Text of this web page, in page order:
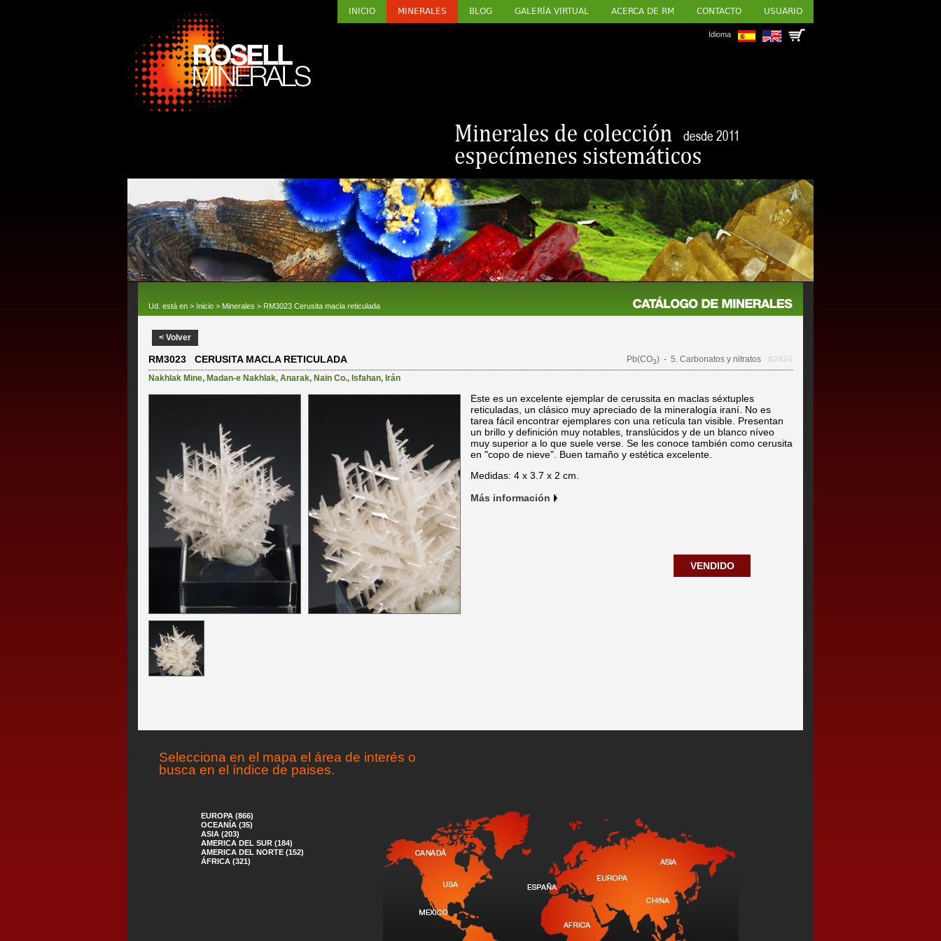
INICIO MINERALES BLOG GALERÍA VIRTUAL ACERCA DE RM CONTACTO USUARIO
Idioma
Ud. está en > Inicio > Minerales > RM3023 Cerusita macla reticulada
< Volver
RM3023 CERUSITA MACLA RETICULADA Pb(CO3) - 5. Carbonatos y nitratos
#2424
Nakhlak Mine, Madan-e Nakhlak, Anarak, Nain Co., Isfahan, Irán
Este es un excelente ejemplar de cerussita en maclas séxtuples
reticuladas, un clásico muy apreciado de la mineralogía iraní. No es
tarea fácil encontrar ejemplares con una retícula tan visible. Presentan
un brillo y definición muy notables, translúcidos y de un blanco níveo
muy superior a lo que suele verse. Se les conoce también como cerusita
en "copo de nieve". Buen tamaño y estética excelente.
Medidas: 4 x 3.7 x 2 cm.
Más información
VENDIDO
Selecciona en el mapa el área de interés o
busca en el índice de paises.
EUROPA (866)
OCEANÍA (35)
ASIA (203)
AMERICA DEL SUR (184)
AMERICA DEL NORTE (152)
ÁFRICA (321)